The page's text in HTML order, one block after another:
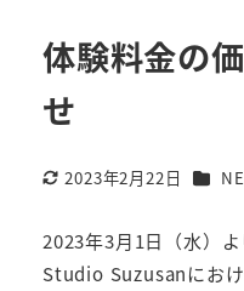
体験料金の
せ
更新日
2023年2月22日 カテゴ
2023年3月1日（水）よ
Studio Suzusanにお